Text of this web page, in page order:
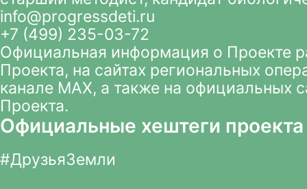
info@progressdeti.ru
+7 (499) 235-03-72
Официальная информация о Проекте
Проекта, на сайтах региональных
канале MAX, а также на официальных
Проекта.
Официальные хештеги проекта
#ДрузьяЗемли